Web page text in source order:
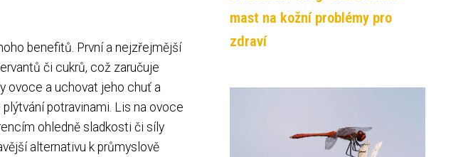
benefitů. První a nejzřejmější
či cukrů, což zaručuje
ovoce a uchovat jeho chuť a
potravinami. Lis na ovoce
ohledně sladkosti či síly
alternativu k průmyslově
mast na kožní problémy pro
zdraví